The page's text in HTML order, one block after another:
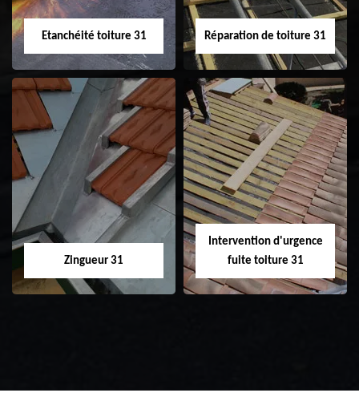
Etanchéité toiture 31
Etanchéité toiture
31
Réparation de toiture 31
Réparation de
toiture 31
Zingueur 31
Intervention d'urgence
fuite toiture 31